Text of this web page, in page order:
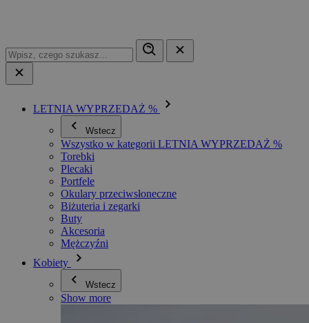
LETNIA WYPRZEDAŻ %
Wstecz
Wszystko w kategorii LETNIA WYPRZEDAŻ %
Torebki
Plecaki
Portfele
Okulary przeciwsłoneczne
Biżuteria i zegarki
Buty
Akcesoria
Mężczyźni
Kobiety
Wstecz
Show more